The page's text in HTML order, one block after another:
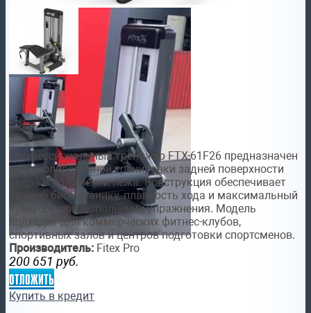
Профессиональный тренажёр FTX-61F26 предназначен
для изолированной тренировки задней поверхности
бедра в положении лёжа. Конструкция обеспечивает
точную биомеханику, плавность хода и максимальный
комфорт при выполнении упражнения. Модель
подходит для коммерческих фитнес-клубов,
спортивных залов и центров подготовки спортсменов.
Производитель: Fitex Pro
200 651 руб.
отложить
Купить в кредит